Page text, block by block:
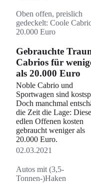
Oben offen, preislich
gedeckelt: Coole
20.000 Euro
Gebrauchte
Cabrios für
als 20.000 Euro
Noble Cabrio und
Sportwagen sind
Doch manchmal
die Zeit die Lage: Diese
edlen Offenen kosten
gebraucht weniger als
20.000 Euro.
02.03.2021
Autos mit (3,5-
Tonnen-)Haken